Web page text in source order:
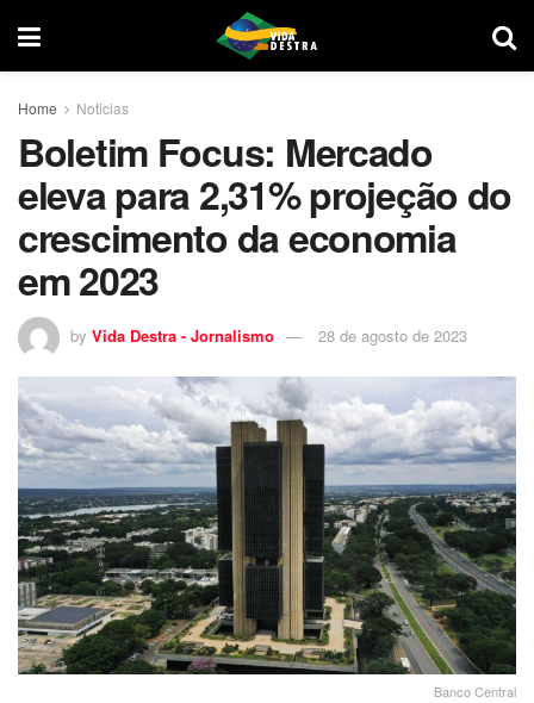
Home Noticias
Boletim Focus: Mercado
eleva para 2,31% projeção do
crescimento da economia
em 2023
by Vida Destra - Jornalismo 28 de agosto de 2023
Banco Central